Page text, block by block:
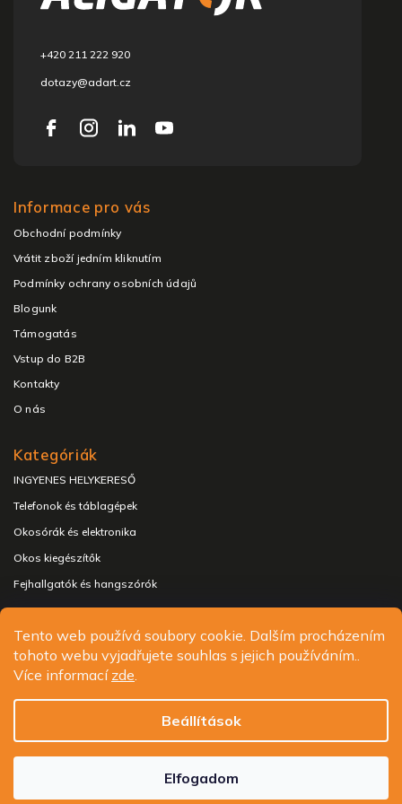
Tento web používá soubory cookie. Dalším procházením
tohoto webu vyjadřujete souhlas s jejich používáním..
Více informací zde.
Beállítások
Elfogadom
+420 211 222 920
dotazy@adart.cz
Informace pro vás
Obchodní podmínky
Vrátit zboží jedním kliknutím
Podmínky ochrany osobních údajů
Blogunk
Támogatás
Vstup do B2B
Kontakty
O nás
Kategóriák
INGYENES HELYKERESŐ
Telefonok és táblagépek
Okosórák és elektronika
Okos kiegészítők
Fejhallgatók és hangszórók
Copyright 2026ALIGATOR - telefony, chytré hodinky a
příslušenství
Süti beállítások szerkesztése
Shoptak.cz| Platforma